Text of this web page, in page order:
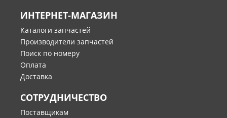
ИНТЕРНЕТ-МАГАЗИН
Каталоги запчастей
Производители запчастей
Поиск по номеру
Оплата
Доставка
СОТРУДНИЧЕСТВО
Поставщикам